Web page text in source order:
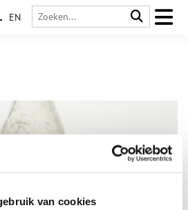
van cookies
EN